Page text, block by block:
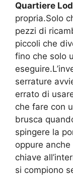
Quartiere
propria.Solo
pezzi di
piccoli che
fino che solo
serrature
errato di
che fare con
brusca
spingere la
oppure
chiave
si compiono